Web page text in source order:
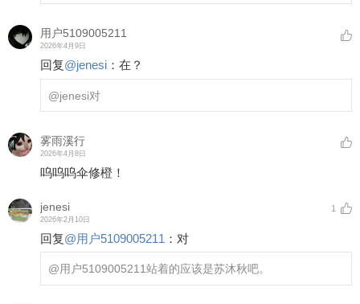
用户5109005211
2026年4月9日
回复@jenesi ： 在？
@jenesi对
雾雨溪行
2026年4月8日
呜呜呜伞修橙！
jenesi
2026年2月10日
1
回复@用户5109005211 ： 对
@用户5109005211站着的应该是苏沐秋吧。